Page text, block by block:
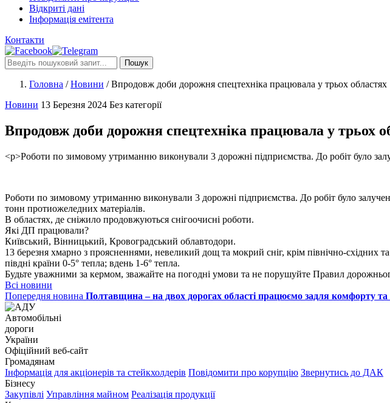
Відкриті дані
Інформація емітента
Контакти
Пошук
Головна /Новини /Впродовж доби дорожня спецтехніка працювала у трьох областях
Новини 13 Березня 2024 Без категорії
Впродовж доби дорожня спецтехніка працювала у трьох
<p>Роботи по зимовому утриманню виконували 3 дорожні підприємства. До робіт було
Роботи по зимовому утриманню виконували 3 дорожні підприємства. До робіт було
тонн протиожеледних матеріалів.
В областях, де сніжило продовжуються снігоочисні роботи.
Які ДП працювали?
Київський, Вінницький, Кровоградський облавтодори.
13 березня хмарно з проясненнями, невеликий дощ та мокрий сніг, крім північно-східних
півдні країни 0-5° тепла; вдень 1-6° тепла.
Будьте уважними за кермом, зважайте на погодні умови та не порушуйте Правил
Всі новини
Попередня новина Полтавщина – на двох дорогах області працюємо задля комфорту та
Автомобільні
дороги
України
Офіційний веб‑сайт
Громадянам
Інформація для акціонерів та стейкхолдерів Повідомити про корупцію Звернутись до ДАК
Бізнесу
Закупівлі Управління майном Реалізація продукції